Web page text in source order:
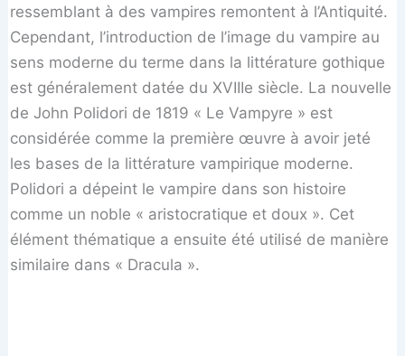
ressemblant à des vampires remontent à l’Antiquité.
Cependant, l’introduction de l’image du vampire au
sens moderne du terme dans la littérature gothique
est généralement datée du XVIIIe siècle. La nouvelle
de John Polidori de 1819 « Le Vampyre » est
considérée comme la première œuvre à avoir jeté
les bases de la littérature vampirique moderne.
Polidori a dépeint le vampire dans son histoire
comme un noble « aristocratique et doux ». Cet
élément thématique a ensuite été utilisé de manière
similaire dans « Dracula ».